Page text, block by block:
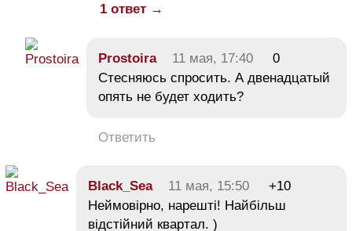
1 ответ →
Prostoira 11 мая, 17:40
0
Стесняюсь спросить. А двенадцатый
опять не будет ходить?
Ответить
Black_Sea 11 мая, 15:50
+10
Неймовірно, нарешті! Найбільш
відстійний квартал. )